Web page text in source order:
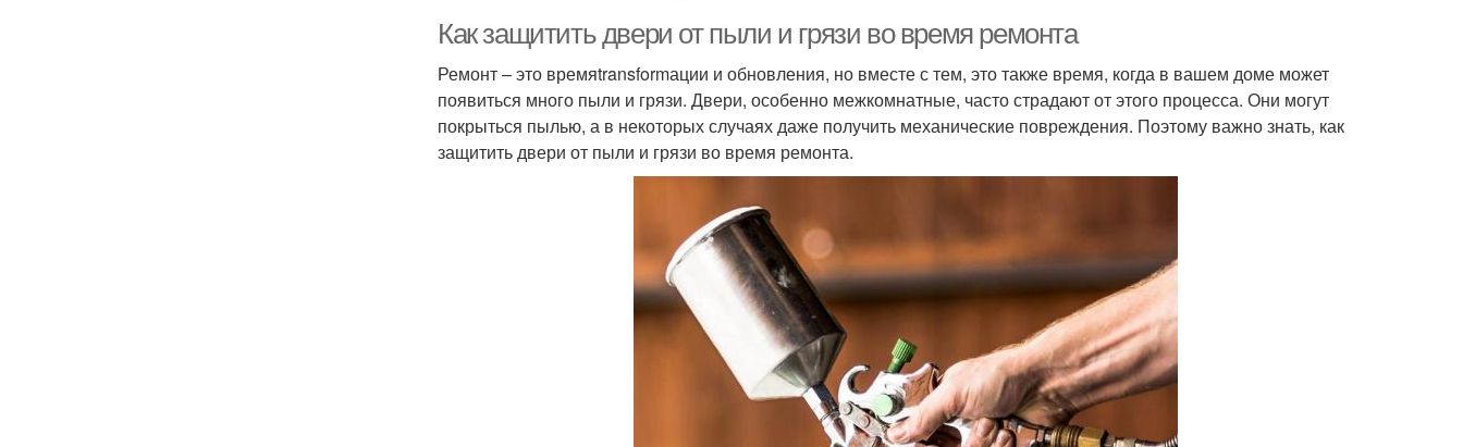
Как защитить двери от пыли и грязи во время ремонта
Ремонт – это времяtransformации и обновления, но вместе с тем, это также время, когда в вашем доме может
появиться много пыли и грязи. Двери, особенно межкомнатные, часто страдают от этого процесса. Они могут
покрыться пылью, а в некоторых случаях даже получить механические повреждения. Поэтому важно знать, как
защитить двери от пыли и грязи во время ремонта.